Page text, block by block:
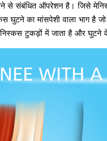
से संबंधित ऑपरेशन है। जिसे
घुटने का मांसपेशी वाला भाग है
टुकड़ों में जाता है और घुटने